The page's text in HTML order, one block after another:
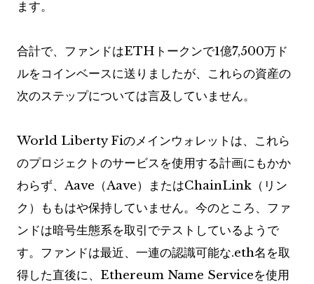
ます。
合計で、ファンドはETHトークンで1億7,500万ド
ルをコインベースに送りましたが、これらの資産の
次のステップについては言及していません。
World Liberty Fiのメインウォレットは、これら
のプロジェクトのサービスを使用する計画にもかか
わらず、Aave（Aave）またはChainLink（リン
ク）ももはや保持していません。今のところ、ファ
ンドは暗号生態系を取引でテストしているようで
す。ファンドは最近、一連の認識可能な.eth名を取
得した直後に、Ethereum Name Serviceを使用